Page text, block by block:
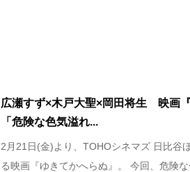
広瀬すず×木戸大聖×岡田将生 映画
「危険な色気溢れ...
2月21日(金)より、TOHOシネマズ 日比谷
る映画『ゆきてかへらぬ』。 今回、危険